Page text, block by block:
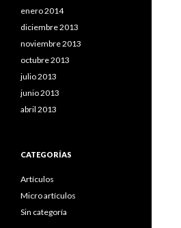
enero 2014
diciembre 2013
noviembre 2013
octubre 2013
julio 2013
junio 2013
abril 2013
CATEGORÍAS
Artículos
Micro artículos
Sin categoría